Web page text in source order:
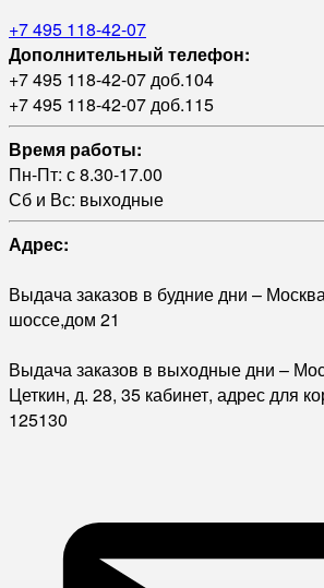
+7 495 118-42-07
Дополнительный телефон:
+7 495 118-42-07 доб.104
+7 495 118-42-07 доб.115
Время работы:
Пн-Пт: с 8.30-17.00
Сб и Вс: выходные
Адрес:
Выдача заказов в будние дни –
шоссе,дом 21
Выдача заказов в выходные дни –
Цеткин, д. 28, 35 кабинет, адрес для
125130